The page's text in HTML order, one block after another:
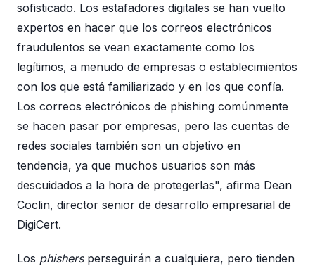
sofisticado. Los estafadores digitales se han vuelto
expertos en hacer que los correos electrónicos
fraudulentos se vean exactamente como los
legítimos, a menudo de empresas o establecimientos
con los que está familiarizado y en los que confía.
Los correos electrónicos de phishing comúnmente
se hacen pasar por empresas, pero las cuentas de
redes sociales también son un objetivo en
tendencia, ya que muchos usuarios son más
descuidados a la hora de protegerlas", afirma Dean
Coclin, director senior de desarrollo empresarial de
DigiCert.
Los phishersperseguirán a cualquiera, pero tienden